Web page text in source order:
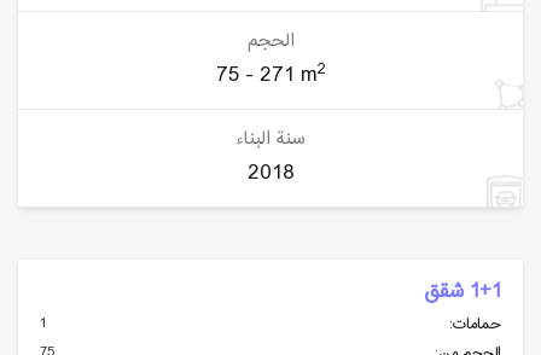
الحجم
75 - 271 m2
سنة البناء
2018
1+1 شقق
حمامات:
1